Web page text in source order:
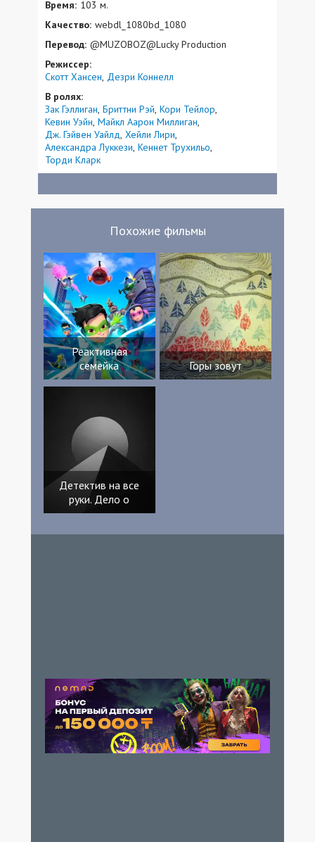
Время: 103 м.
Качество: webdl_1080bd_1080
Перевод: @MUZOBOZ@Lucky Production
Режиссер:
Скотт Хансен Дезри Коннелл
В ролях:
Зак Гэллиган Бриттни Рэй Кори Тейлор
Кевин Уэйн Майкл Аарон Миллиган
Дж. Гэйвен Уайлд Хейли Лири
Александра Луккези Кеннет Трухильо
Торди Кларк
Похожие фильмы
Реактивная
семейка
Горы зовут
Детектив на все
руки. Дело о